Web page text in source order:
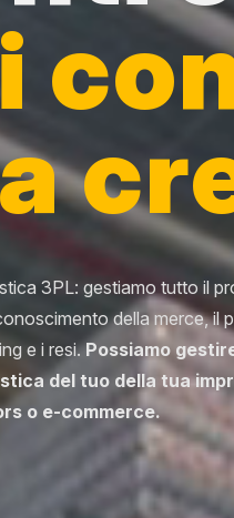
3PL: gestiamo tutto il
della merce, il
e i resi.Possiamo
del tuo della tua
o e-commerce.